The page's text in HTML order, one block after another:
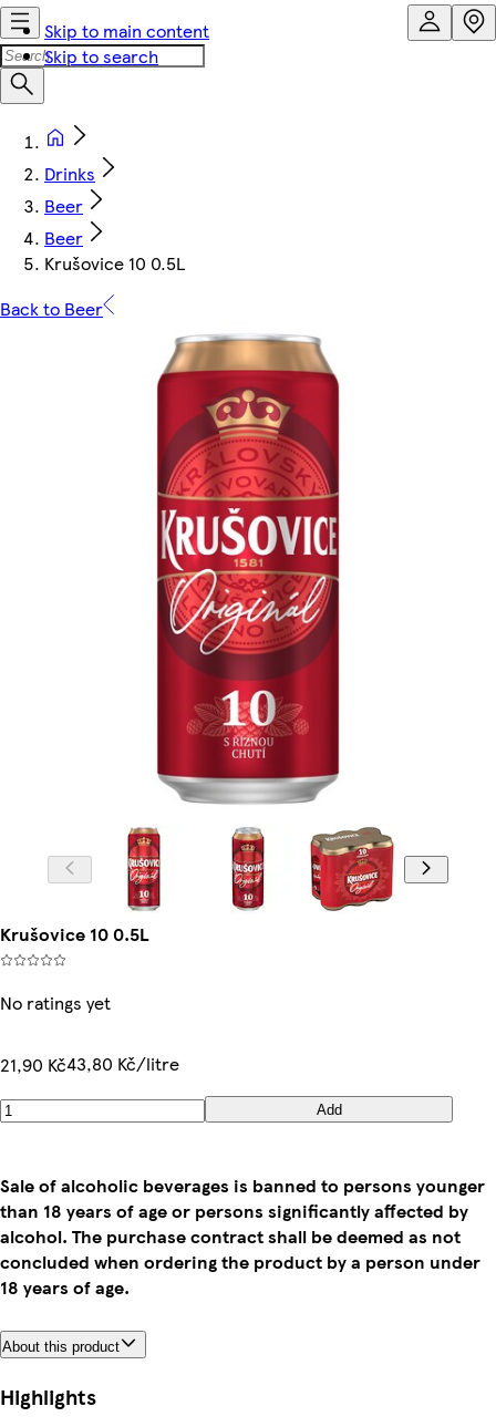
Skip to main content
Skip to search
Drinks
Beer
Beer
Krušovice 10 0.5L
Back to Beer
Krušovice 10 0.5L
No ratings yet
21,90 Kč43,80 Kč/litre
Add
Sale of alcoholic beverages is banned to persons younger
than 18 years of age or persons significantly affected by
alcohol. The purchase contract shall be deemed as not
concluded when ordering the product by a person under
18 years of age.
About this product
Highlights